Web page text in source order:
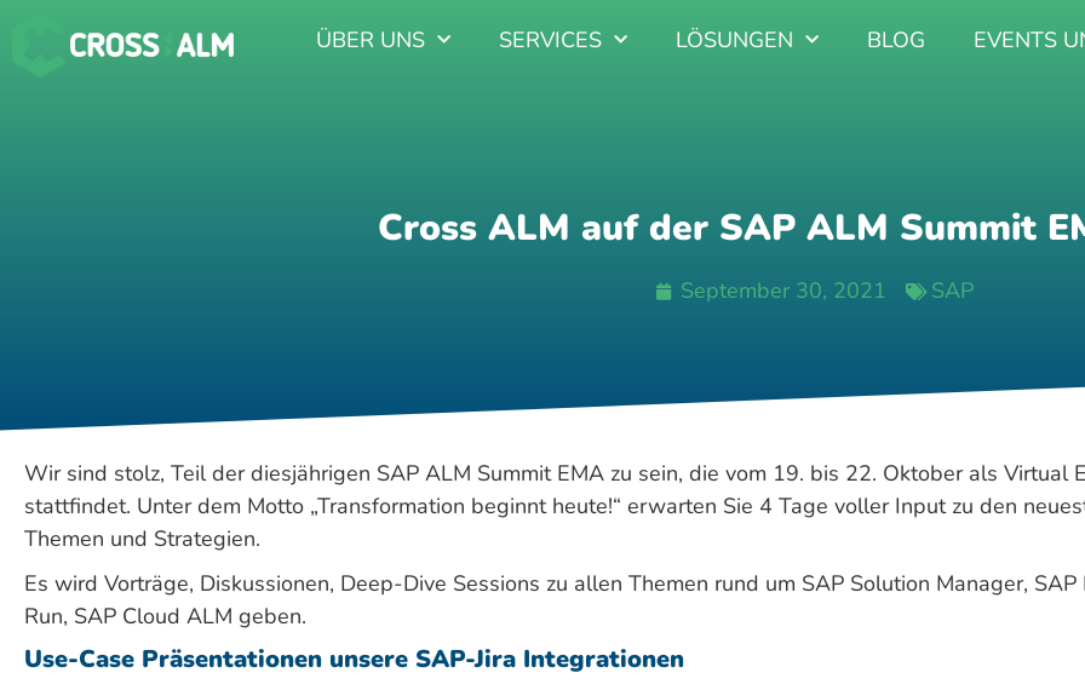
ÜBER UNS SERVICES LÖSUNGEN BLOG EVENTS
Cross ALM auf der SAP ALM Summit
September 30, 2021 SAP
Wir sind stolz, Teil der diesjährigen SAP ALM Summit EMA zu sein, die vom 19. bis 22. Oktober als Virtual
stattfindet. Unter dem Motto „Transformation beginnt heute!“ erwarten Sie 4 Tage voller Input zu den
Themen und Strategien.
Es wird Vorträge, Diskussionen, Deep-Dive Sessions zu allen Themen rund um SAP Solution Manager, SAP
Run, SAP Cloud ALM geben.
Use-Case Präsentationen unsere SAP-Jira Integrationen